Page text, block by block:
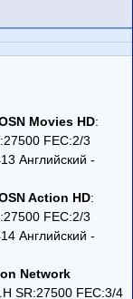
Movies HD:
FEC:2/3
Английский -
Action HD:
FEC:2/3
Английский -
Network
SR:27500 FEC:3/4